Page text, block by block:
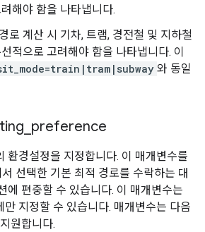
해야 함을 나타냅니다.
로 계산 시 기차, 트램, 경전철 및 지하철
적으로 고려해야 함을 나타냅니다. 이
와 동일
preference
환경설정을 지정합니다. 이 매개변수를
선택한 기본 최적 경로를 수락하는 대
에 편중할 수 있습니다. 이 매개변수는
만 지정할 수 있습니다. 매개변수는 다음
원합니다.